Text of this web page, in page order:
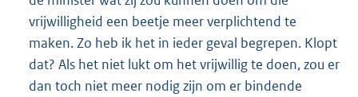
vrijwilligheid een beetje meer verplichtend te
maken. Zo heb ik het in ieder geval begrepen. Klopt
dat? Als het niet lukt om het vrijwillig te doen, zou er
dan toch niet meer nodig zijn om er bindende